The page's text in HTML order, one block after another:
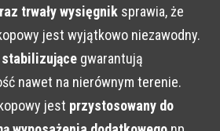
trwały wysięgnik sprawia, że
jest wyjątkowo niezawodny.
stabilizujące gwarantują
nawet na nierównym terenie.
jest przystosowany do